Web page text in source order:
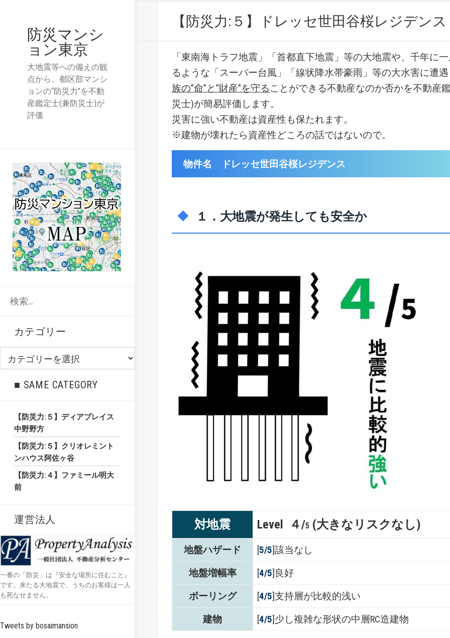
防災マンシ
ョン東京
大地震等への備えの観
点から、都区部マンシ
ョンの“防災力”を不動
産鑑定士(兼防災士)が
評価
カテゴリー
■ SAME CATEGORY
【防災力:５】ディアプレイス
中野野方
【防災力:５】クリオレミント
ンハウス阿佐ヶ谷
【防災力:４】ファミール明大
前
運営法人
一番の「防災」は『安全な場所に住むこと』
です。来たる大地震で、うちのお客様は一人
も死なせません。
Tweets by bosaimansion
【防災力:５】ドレッセ世田谷桜レジデンス
「東南海トラフ地震」「首都直下地震」等の大地震や、千年に
るような「スーパー台風」「線状降水帯豪雨」等の大水害に遭
族の”命”と”財産”を守ることができる不動産なのか否かを不動産
災士)が簡易評価します。
災害に強い不動産は資産性も保たれます。
※建物が壊れたら資産性どころの話ではないので。
物件名 ドレッセ世田谷桜レジデンス
１．大地震が発生しても安全か
対地震 Level ４/5 (大きなリスクなし)
地盤ハザード [5/5]該当なし
地盤増幅率
[4/5]良好
ボーリング
[4/5]支持層が比較的浅い
建物
[4/5]少し複雑な形状の中層RC造建物